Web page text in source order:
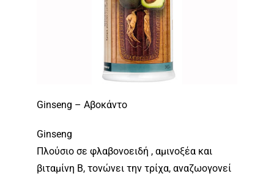
Ginseng – Αβοκάντο
Ginseng
Πλούσιο σε φλαβονοειδή , αμινοξέα και
βιταμίνη Β, τονώνει την τρίχα, αναζωογονεί